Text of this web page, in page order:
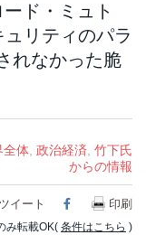
ド・ミュト
リティのパラ
れなかった脆
全体, 政治経済, 竹下氏
からの情報
ツイート Facebook
印刷
み転載OK( 条件はこちら )